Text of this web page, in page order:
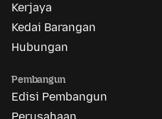
Kerjaya
Kedai Barangan
Hubungan
Pembangun
Edisi Pembangun